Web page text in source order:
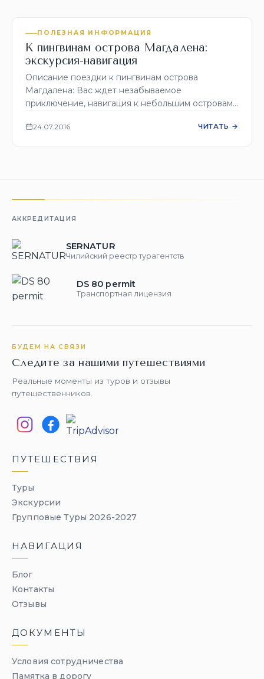
ПОЛЕЗНАЯ ИНФОРМАЦИЯ
К пингвинам острова Магдалена:
экскурсия-навигация
Описание поездки к пингвинам острова
Магдалена: Вас ждет незабываемое
приключение, навигация к небольшим островам
навигации, вы будете пассажирами…
24.07.2016 ЧИТАТЬ →
АККРЕДИТАЦИЯ
SERNATUR
Чилийский реестр турагентств
DS 80 permit
Транспортная лицензия
БУДЕМ НА СВЯЗИ
Следите за нашими путешествиями
Реальные моменты из туров и отзывы
путешественников.
ПУТЕШЕСТВИЯ
Туры
Экскурсии
Групповые Туры 2026-2027
НАВИГАЦИЯ
Блог
Контакты
Отзывы
ДОКУМЕНТЫ
Условия сотрудничества
Памятка в дорогу